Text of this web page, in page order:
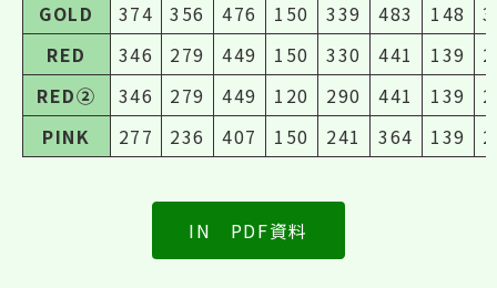
GOLD
374 356 476 150 339 483 148
RED
346 279 449 150 330 441 139
RED②
346 279 449 120 290 441 139
PINK
277 236 407 150 241 364 139
IN PDF資料